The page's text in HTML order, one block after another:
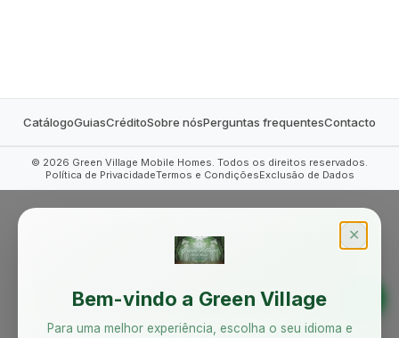
CatálogoGuiasCréditoSobre nósPerguntas frequentesContacto
© 2026 Green Village Mobile Homes. Todos os direitos reservados.
Política de PrivacidadeTermos e CondiçõesExclusão de Dados
✕
Bem-vindo a Green Village
Para uma melhor experiência, escolha o seu idioma e